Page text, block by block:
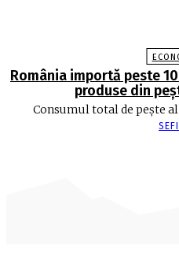
România importă peste
produse din
Consumul total de peşte